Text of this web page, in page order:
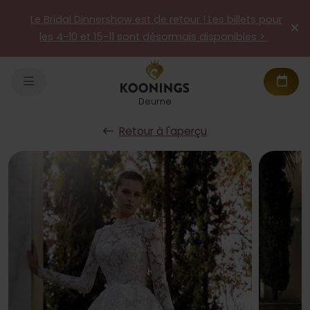
Le Bridal Dinnershow est de retour ! Les billets pour
les 4-10 et 15-11 sont désormais disponibles >
Deurne
Retour à l'aperçu